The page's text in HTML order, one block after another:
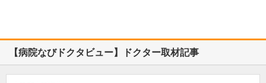
【病院なびドクタビュー】ドクター取材記事